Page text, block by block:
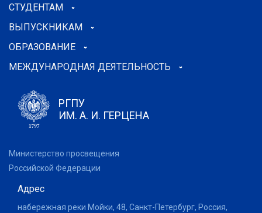
СТУДЕНТАМ
ВЫПУСКНИКАМ
ОБРАЗОВАНИЕ
МЕЖДУНАРОДНАЯ ДЕЯТЕЛЬНОСТЬ
РГПУ
ИМ. А. И. ГЕРЦЕНА
Министерство просвещения
Российской Федерации
Адрес
набережная реки Мойки, 48, Санкт-Петербург, Россия,